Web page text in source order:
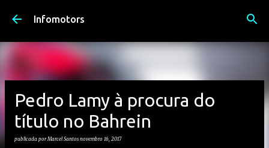
Avançar para o conteúdo principal
Infomotors
Pedro Lamy à procura do
título no Bahrein
publicada porMarcel Santos novembro 16, 2017